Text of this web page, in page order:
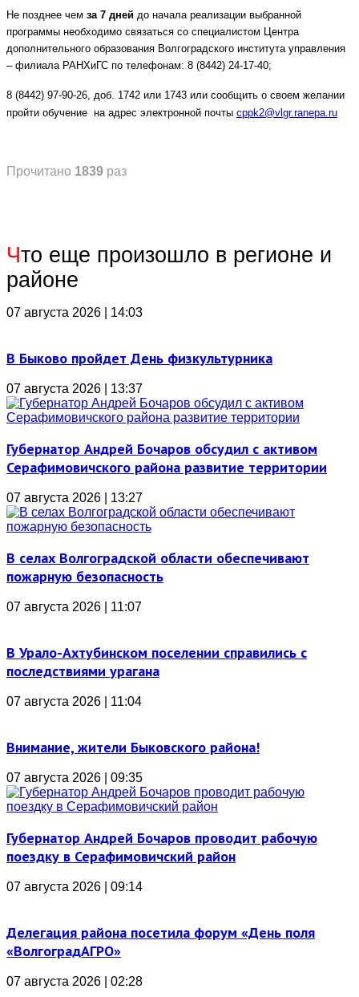
Не позднее чем за 7 дней до начала реализации выбранной
программы необходимо связаться со специалистом Центра
дополнительного образования Волгоградского института управления
– филиала РАНХиГС по телефонам: 8 (8442) 24-17-40;
8 (8442) 97-90-26, доб. 1742 или 1743 или сообщить о своем желании
пройти обучение на адрес электронной почты cppk2@vlgr.ranepa.ru
Прочитано 1839 раз
Что еще произошло в регионе и
районе
07 августа 2026 | 14:03
В Быково пройдет День физкультурника
07 августа 2026 | 13:37
Губернатор Андрей Бочаров обсудил с активом
Серафимовичского района развитие территории
07 августа 2026 | 13:27
В селах Волгоградской области обеспечивают
пожарную безопасность
07 августа 2026 | 11:07
В Урало-Ахтубинском поселении справились с
последствиями урагана
07 августа 2026 | 11:04
Внимание, жители Быковского района!
07 августа 2026 | 09:35
Губернатор Андрей Бочаров проводит рабочую
поездку в Серафимовичский район
07 августа 2026 | 09:14
Делегация района посетила форум «День поля
«ВолгоградАГРО»
07 августа 2026 | 02:28